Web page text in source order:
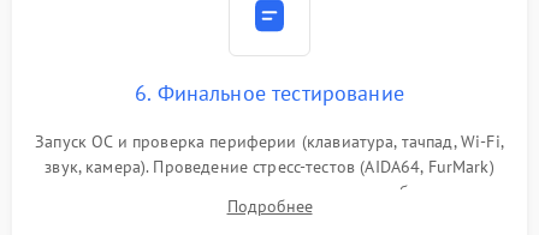
6. Финальное тестирование
Запуск ОС и проверка периферии (клавиатура, тачпад, Wi-Fi,
звук, камера). Проведение стресс-тестов (AIDA64, FurMark)
для контроля температурного режима и стабильности
системы под пиковой нагрузкой.
Подробнее